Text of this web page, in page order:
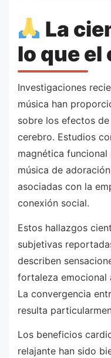
La
lo que el
Investigaciones
música han
sobre los efectos
cerebro. Estudios
magnética funcional
música de
asociadas con la
conexión social.
Estos hallazgos
subjetivas
describen
fortaleza emocional
La convergencia
resulta
Los beneficios
relajante han sido